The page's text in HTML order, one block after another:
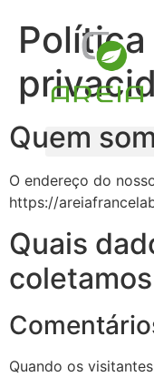
Quem
O endereço do
https://
Quais
Quando os